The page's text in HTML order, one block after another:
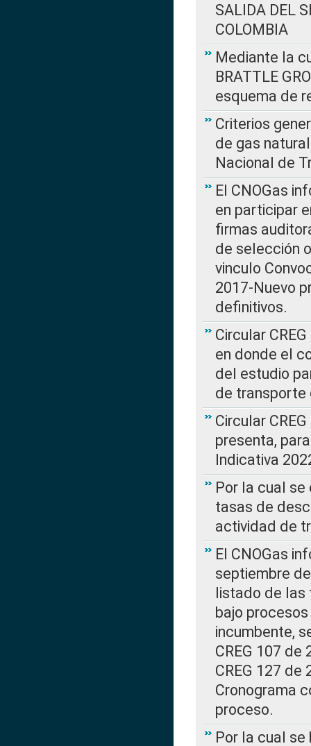
SALIDA DEL
COLOMBIA
Mediante la
BRATTLE
esquema de
Criterios
de gas
Nacional de
El CNOGas
en participar
firmas
de selección
vinculo
2017-Nuevo
definitivos.
Circular
en donde el
del estudio
de transporte
Circular
presenta,
Indicativa
Por la cual
tasas de
actividad de
El CNOGas
septiembre
listado de las
bajo
incumbente,
CREG 107
CREG 127 de
Cronograma
proceso.
Por la cual se